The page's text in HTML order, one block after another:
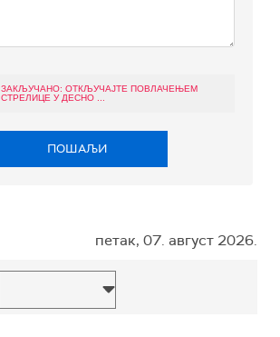
ЗАКЉУЧАНО: ОТКЉУЧАЈТЕ ПОВЛАЧЕЊЕМ
СТРЕЛИЦЕ У ДЕСНО ...
ПОШАЉИ
петак, 07. август 2026.